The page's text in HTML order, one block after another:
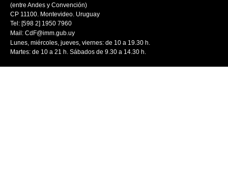
(entre Andes y Convención)
CP 11100. Montevideo. Uruguay
Tel: [598 2] 1950 7960
Mail: CdF@imm.gub.uy
Lunes, miércoles, jueves, viernes: de 10 a 19.30 h.
Martes: de 10 a 21 h. Sábados de 9.30 a 14.30 h.